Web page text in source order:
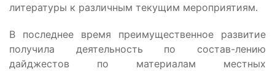
литературы к различным текущим мероприятиям.
В последнее время преимущественное развитие
получила деятельность по состав-лению
дайджестов по материалам местных